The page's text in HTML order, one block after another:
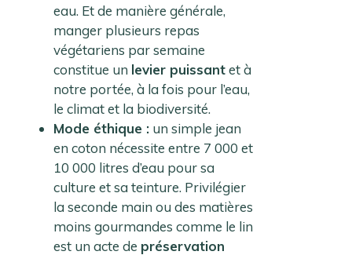
eau. Et de manière générale,
manger plusieurs repas
végétariens par semaine
constitue un levier puissantet à
notre portée, à la fois pour l’eau,
le climat et la biodiversité.
Mode éthique : un simple jean
en coton nécessite entre 7 000 et
10 000 litres d’eau pour sa
culture et sa teinture. Privilégier
la seconde main ou des matières
moins gourmandes comme le lin
est un acte de préservation